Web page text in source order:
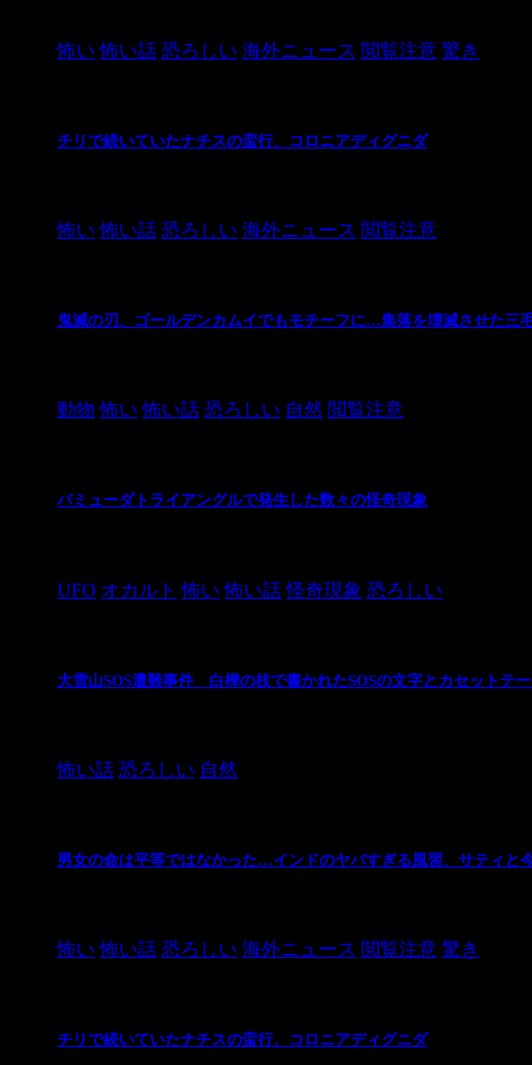
怖い 怖い話 恐ろしい 海外ニュース 閲覧注意 驚き
チリで続いていたナチスの蛮行、コロニアディグニダ
怖い 怖い話 恐ろしい 海外ニュース 閲覧注意
鬼滅の刃、ゴールデンカムイでもモチーフに…集落を壊滅させた三
動物 怖い 怖い話 恐ろしい 自然 閲覧注意
バミューダトライアングルで発生した数々の怪奇現象
UFO オカルト 怖い 怖い話 怪奇現象 恐ろしい
大雪山SOS遭難事件 白樺の枝で書かれたSOSの文字とカセットテ
怖い話 恐ろしい 自然
男女の命は平等ではなかった…インドのヤバすぎる風習、サティと
怖い 怖い話 恐ろしい 海外ニュース 閲覧注意 驚き
チリで続いていたナチスの蛮行、コロニアディグニダ